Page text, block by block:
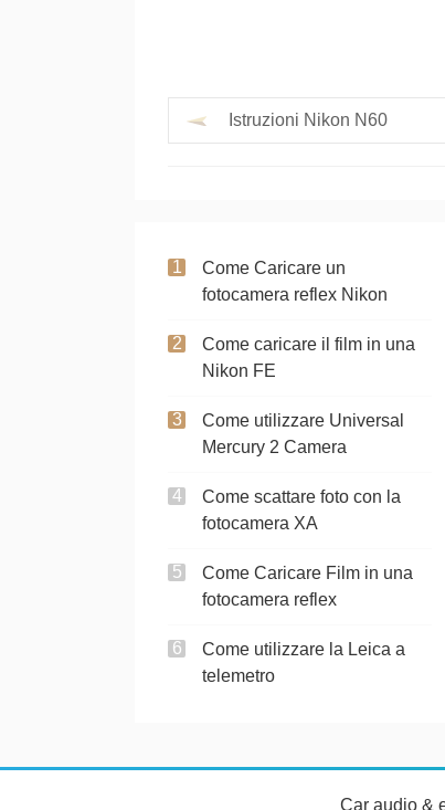
Istruzioni Nikon N60
Come Caricare un
fotocamera reflex Nikon
Come caricare il film in una
Nikon FE
Come utilizzare Universal
Mercury 2 Camera
Come scattare foto con la
fotocamera XA
Come Caricare Film in una
fotocamera reflex
Come utilizzare la Leica a
telemetro
Car audio &